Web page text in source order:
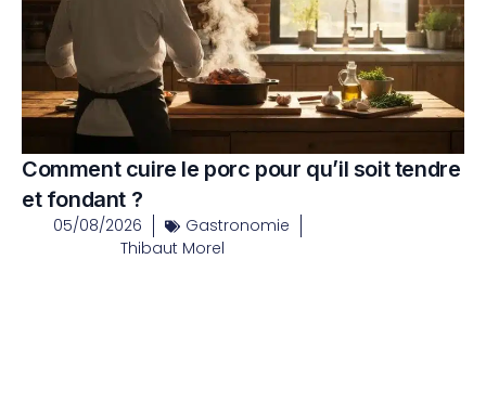
Comment cuire le porc pour qu’il soit tendre
et fondant ?
05/08/2026
Gastronomie
Thibaut Morel